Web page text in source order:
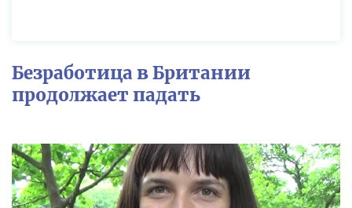
Безработица в Британии
продолжает падать